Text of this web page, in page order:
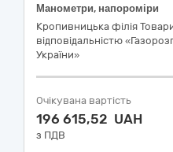
Манометри, напороміри
Кропивницька філія
відповідальністю
України»
Очікувана вартість
196 615,52 UAH
з ПДВ